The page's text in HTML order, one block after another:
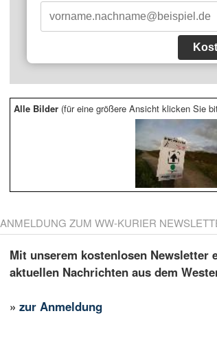
Alle Bilder (für eine größere Ansicht klicken Sie
ANMELDUNG ZUM WW-KURIER
Mit unserem kostenlosen
aktuellen Nachrichten aus dem
»zur Anmeldung